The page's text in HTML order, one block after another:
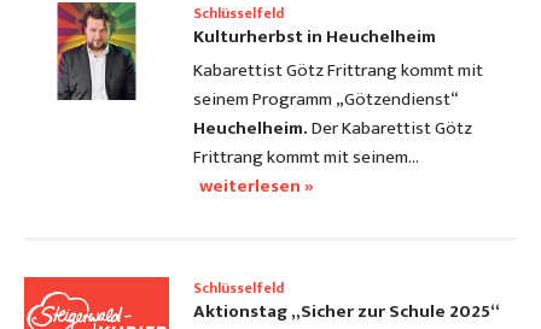
Schlüsselfeld
Kulturherbst in Heuchelheim
Kabarettist Götz Frittrang kommt mit
seinem Programm „Götzendienst“
Heuchelheim.Der Kabarettist Götz
Frittrang kommt mit seinem…
weiterlesen »
Schlüsselfeld
Aktionstag „Sicher zur Schule 2025“